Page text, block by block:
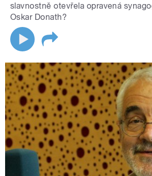
slavnostně otevřela opravená
Oskar Donath?